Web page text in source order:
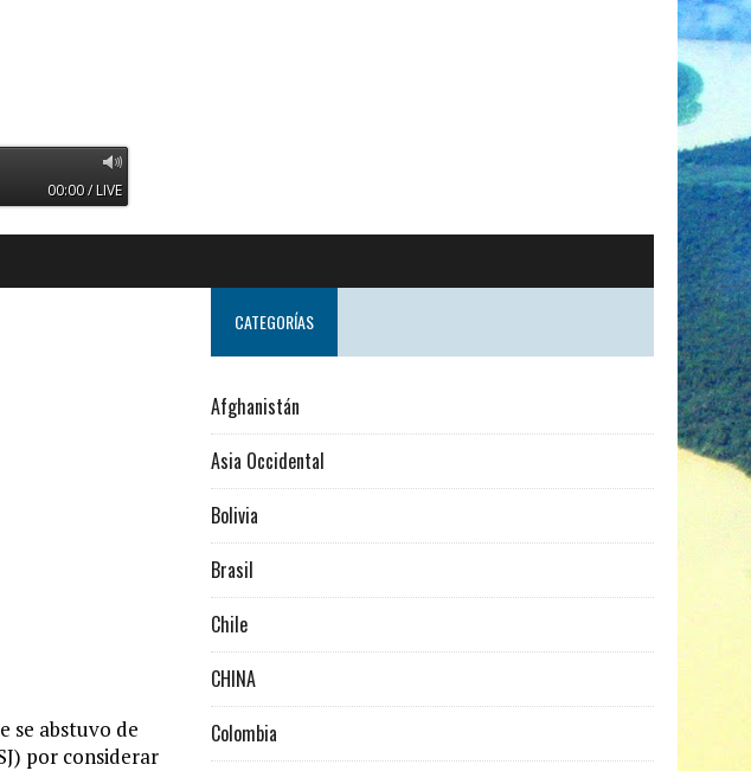
00:00 / LIVE
se abstuvo de
por considerar
CATEGORÍAS
Afghanistán
Asia Occidental
Bolivia
Brasil
Chile
CHINA
Colombia